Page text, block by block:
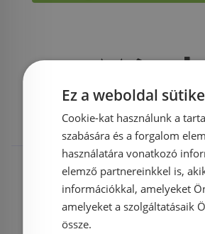
-
Raktáron
Ez a weboldal
Cookie-kat használunk a
szabására és a forgalom
használatára vonatkozó
elemző partnereinkkel is,
információkkal, amelyeket
amelyeket a szolgáltatásaik
össze.